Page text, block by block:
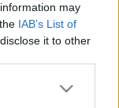
may
IAB’s List of
it to other
or more Google
garantált
19-ig
székükre
2012.